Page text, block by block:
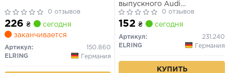
0 отзывов
226 ₴
сегодня
заканчивается
Артикул:
150.860
ELRING
Германия
выпускного Audi
A4/A6/A8/Skoda Superb
I/VW Passat 2.5D/3.3D/4.0D
97-08
0 отзывов
152 ₴ сегодня
Артикул:
231.240
ELRING
Германия
КУПИТЬ